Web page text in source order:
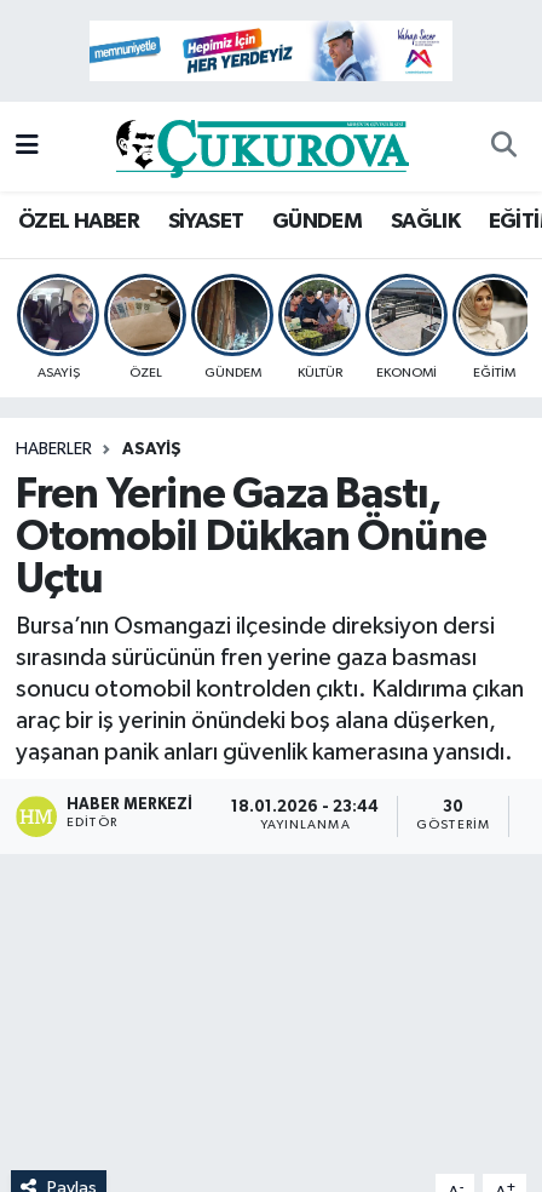
ÖZEL HABER SİYASET GÜNDEM SAĞLIK
ASAYİŞ ÖZEL GÜNDEM KÜLTÜR EKONOMİ EĞİTİM
HABERLER ASAYİŞ
Fren Yerine Gaza Bastı,
Otomobil Dükkan Önüne
Uçtu
Bursa’nın Osmangazi ilçesinde direksiyon dersi
sırasında sürücünün fren yerine gaza basması
sonucu otomobil kontrolden çıktı. Kaldırıma çıkan
araç bir iş yerinin önündeki boş alana düşerken,
yaşanan panik anları güvenlik kamerasına yansıdı.
HABER MERKEZI
EDITÖR
18.01.2026 - 23:44
YAYINLANMA
30
GÖSTERIM
Paylaş - +
Mersin Hava Durumu
Mersin Namaz Vakitleri
Mersin Trafik Yoğunluk Haritası
Süper Lig Puan Durumu ve Fikstür
Son Dakika Haberleri
Haber Arşivi